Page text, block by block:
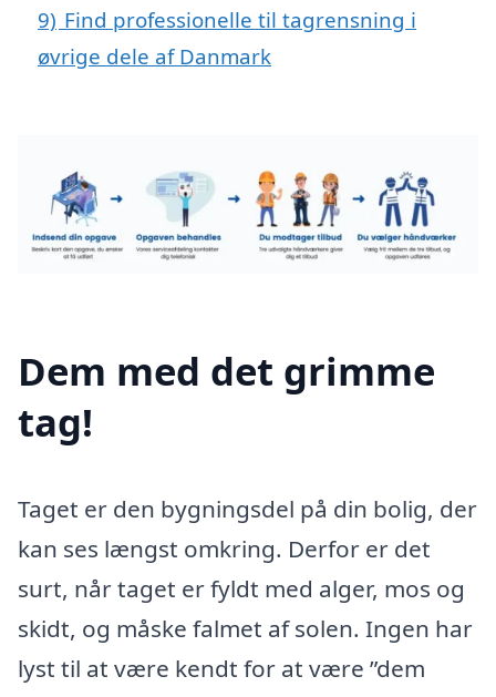
9) Find professionelle til tagrensning i
øvrige dele af Danmark
Dem med det grimme
tag!
Taget er den bygningsdel på din bolig, der
kan ses længst omkring. Derfor er det
surt, når taget er fyldt med alger, mos og
skidt, og måske falmet af solen. Ingen har
lyst til at være kendt for at være ”dem